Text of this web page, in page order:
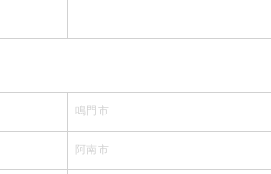
鳴門市
阿南市